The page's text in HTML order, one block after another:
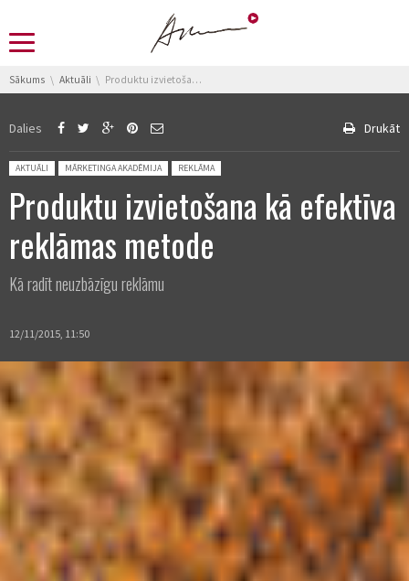
You are here:
Sākums Aktuāli Produktu izvietošana kā efektīva reklāmas metode
Dalies Drukāt
Posted in:
AKTUĀLI MĀRKETINGA AKADĒMIJA REKLĀMA
Produktu izvietošana kā efektīva
reklāmas metode
Kā radīt neuzbāzīgu reklāmu
12/11/2015, 11:50